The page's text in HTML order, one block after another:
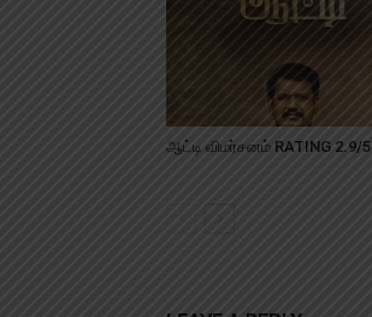
ஆட்டி விமர்சனம் RATING 2.9/5